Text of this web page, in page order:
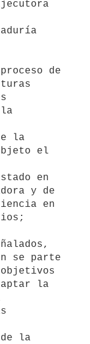
la
el
en
y de
en
se parte
la
la